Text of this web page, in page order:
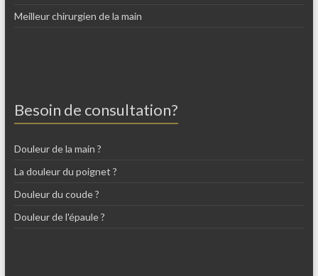
Meilleur chirurgien de la main
Besoin de consultation?
Douleur de la main ?
La douleur du poignet ?
Douleur du coude ?
Douleur de l'épaule ?